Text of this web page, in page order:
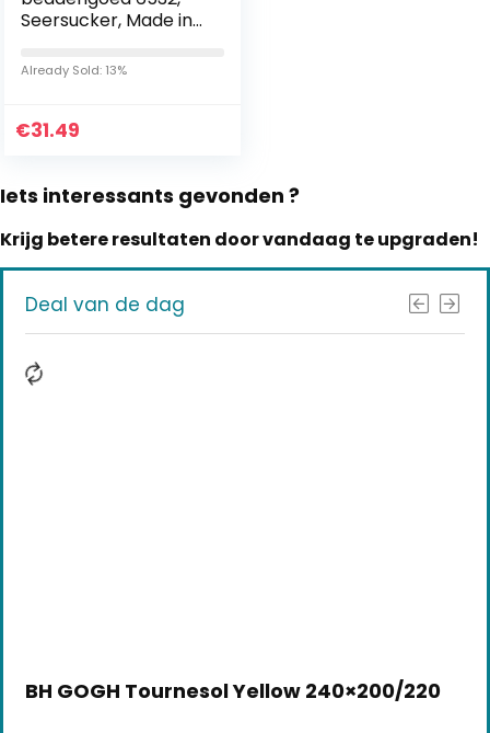
Seersucker, Made in
135×200 + 80×80 cm
Already Sold: 13%
€31.49
Iets interessants gevonden ?
Krijg betere resultaten door vandaag te upgraden!
Deal van de dag
BH GOGH Tournesol Yellow 240×200/220